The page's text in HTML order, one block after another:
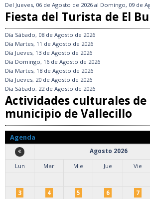
Del Jueves, 06 de Agosto de 2026 al Domingo, 09 de
Fiesta del Turista de El
Día Sábado, 08 de Agosto de 2026
Día Martes, 11 de Agosto de 2026
Día Jueves, 13 de Agosto de 2026
Día Domingo, 16 de Agosto de 2026
Día Martes, 18 de Agosto de 2026
Día Jueves, 20 de Agosto de 2026
Día Sábado, 22 de Agosto de 2026
Actividades culturales de
municipio de Vallecillo
Agenda
Agosto 2026
Lun
Mar Mie Jue Vie
3
4 5 6 7